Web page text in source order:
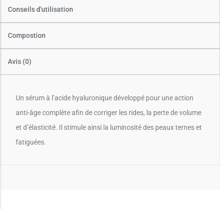
Compostion
Conseils d'utilisation
Avis (0)
Un sérum à l’acide hyaluronique développé pour une action
anti-âge complète afin de corriger les rides, la perte de volume
et d’élasticité. Il stimule ainsi la luminosité des peaux ternes et
fatiguées.